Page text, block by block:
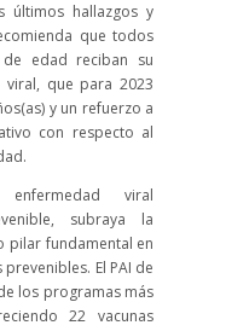
hallazgos y
que todos
edad reciban su
que para 2023
y un refuerzo a
con respecto al
viral
subraya la
pilar fundamental en
El PAI de
los programas más
22 vacunas